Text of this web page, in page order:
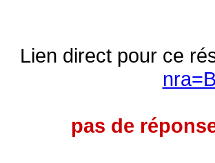
Lien direct pour ce
pas de